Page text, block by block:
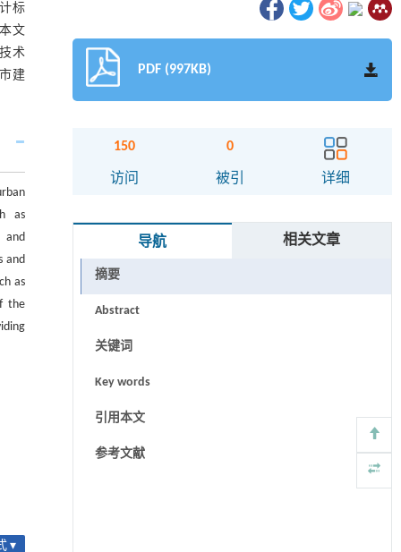
标
文
术
建
as
and
and
as
the
▾
PDF (997KB)
150
访问
0
被引 详细
导航 相关文章
摘要
Abstract
关键词
Key words
引用本文
参考文献